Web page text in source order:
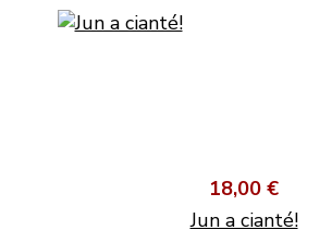
18,00 €
Jun a cianté!